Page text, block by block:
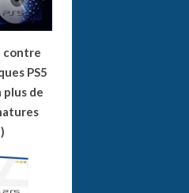
contre
PS5
plus de